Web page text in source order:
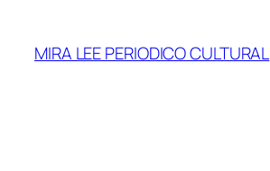
contenido
MIRA LEE PERIODICO CULTURAL